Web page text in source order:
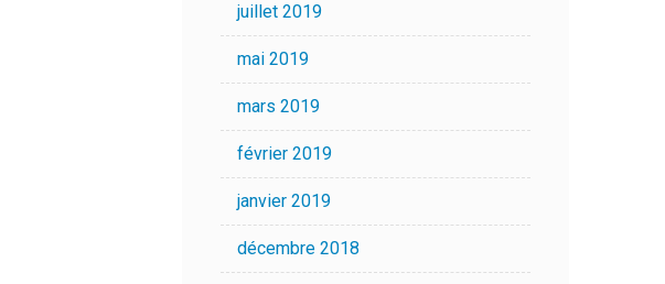
juillet 2019
mai 2019
mars 2019
février 2019
janvier 2019
décembre 2018